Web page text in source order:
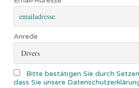
Anrede
Bitte bestätigen Sie durch
dass Sie unsere